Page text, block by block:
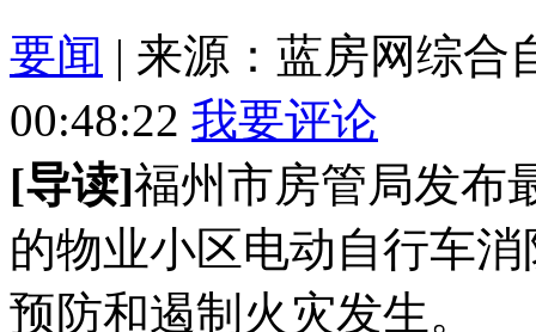
要闻 | 来源：蓝房网综合
00:48:22 我要评论
[导读]福州市房管局发布
的物业小区电动自行车
预防和遏制火灾发生。